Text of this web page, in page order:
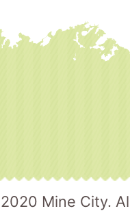
Mine City.